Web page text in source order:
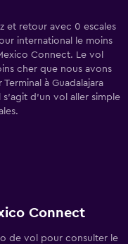
et retour avec 0 escales
international le moins
Connect. Le vol
cher que nous avons
à Guadalajara
d'un vol aller simple
Connect
de vol pour consulter le